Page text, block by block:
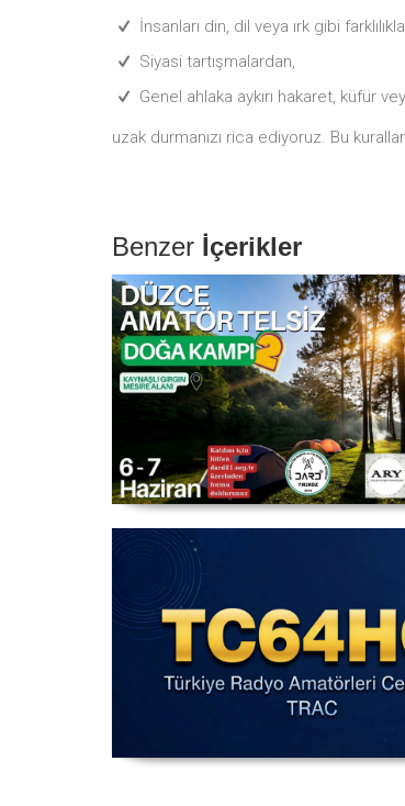
İnsanları din, dil veya ırk gibi
Siyasi tartışmalardan,
Genel ahlaka aykırı hakaret, küfür
uzak durmanızı rica ediyoruz. Bu
Benzer İçerikler